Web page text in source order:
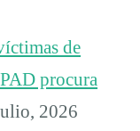
de
procura
2026